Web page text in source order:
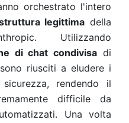
orchestrato l'intero
legittima della
Utilizzando
di chat condivisa di
riusciti a eludere i
rendendo il
difficile da
Una volta